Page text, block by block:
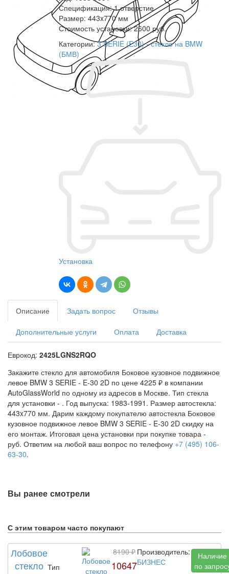
Спецификация: 1 отверстие
Размер: 443x770 мм
Стоимость установки: 2600 руб.
Категории:3 SERIE (E30) - стекло на BMW
(БМВ)
Установка
Описание Задать вопрос Отзывы
Дополнительные услуги Оплата Доставка
Еврокод: 2425LGNS2RQO
Закажите стекло для автомобиля Боковое кузовное подвижное
левое BMW 3 SERIE - E-30 2D по цене 4225 ₽ в компании
AutoGlassWorld по одному из адресов в Москве. Тип стекла
для установки - . Год выпуска: 1983-1991. Размер автостекла:
443x770 мм. Дарим каждому покупателю автостекла Боковое
кузовное подвижное левое BMW 3 SERIE - E-30 2D скидку на
его монтаж. Итоговая цена установки при покупке товара -
руб. Ответим на любой ваш вопрос по телефону +7 (495) 106-
63-30.
Вы ранее смотрели
С этим товаром часто покупают
Лобовое
стекло Тип
8190 ₽
10647
Производитель:
БИЗНЕС
Наличие
по